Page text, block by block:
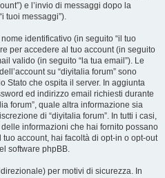
e l’invio di messaggi dopo la
tuoi messaggi”).
identificativo (in seguito “il tuo
per accedere al tuo account (in seguito
valido (in seguito “la tua email”). Le
su “diyitalia forum” sono
Stato che ospita il server. In aggiunta
ed indirizzo email richiesti durante
forum”, quale altra informazione sia
di “diyitalia forum”. In tutti i casi,
informazioni che hai fornito possano
account, hai facoltà di opt-in o opt-out
software phpBB.
per motivi di sicurezza. In